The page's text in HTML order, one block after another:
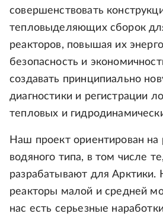
совершенствовать
тепловыделяющих сборок
реакторов, повышая их
безопасность и
создавать принципиально
диагностики и регистрации
тепловых и
Наш проект ориентирован на
водяного типа, в том числе
разрабатывают для Арктики.
реакторы малой и средней
нас есть серьезные